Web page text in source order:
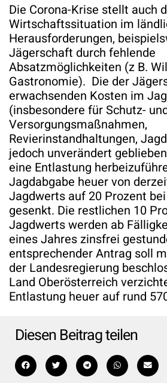
Die Corona-Krise stellt auch
Wirtschaftssituation im
Herausforderungen,
Jägerschaft durch fehlende
Absatzmöglichkeiten (z B.
Gastronomie). Die der
erwachsenden Kosten im
(insbesondere für Schutz-
Versorgungsmaßnahmen,
Revierinstandhaltungen,
jedoch unverändert
eine Entlastung
Jagdabgabe heuer von
Jagdwerts auf 20 Prozent
gesenkt. Die restlichen 10
Jagdwerts werden ab
eines Jahres zinsfrei
entsprechender Antrag soll
der Landesregierung
Land Oberösterreich
Entlastung heuer auf rund
Diesen Beitrag teilen